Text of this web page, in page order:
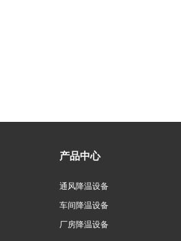
产品中心
通风降温设备
车间降温设备
厂房降温设备